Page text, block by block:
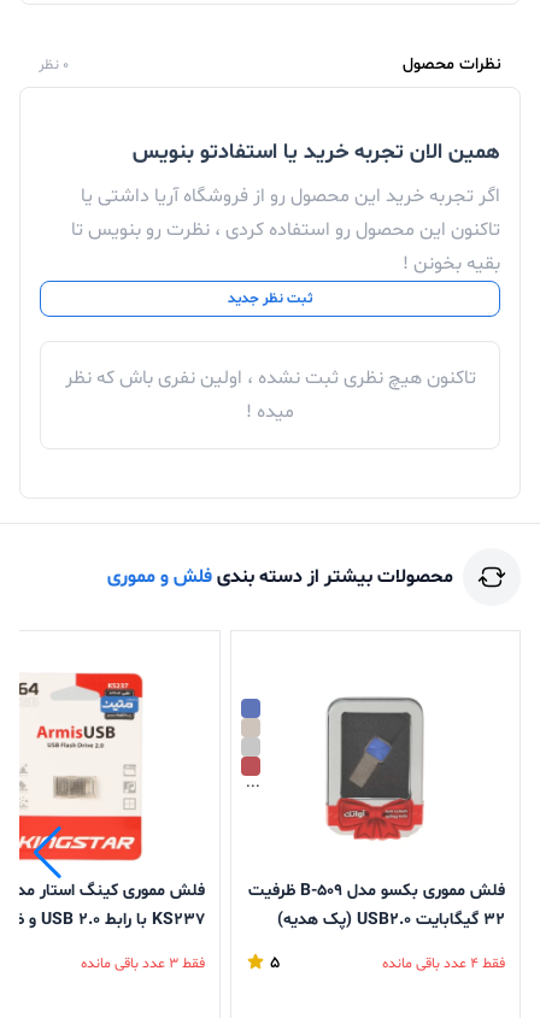
نظرات محصول 0 نظر
همین الان تجربه خرید یا استفادتو بنویس
اگر تجربه خرید این محصول رو از فروشگاه آریا داشتی یا
تاکنون این محصول رو استفاده کردی ، نظرت رو بنویس تا
بقیه بخونن !
ثبت نظر جدید
تاکنون هیچ نظری ثبت نشده ، اولین نفری باش که نظر
میده !
محصولات بیشتر از دسته بندیفلش و مموری
...
فلش مموری بکسو مدل B-509 ظرفیت
32 گیگابایت USB2.0 (پک هدیه)
فقط 4 عدد باقی مانده 5 فقط 3 عدد باقی مانده